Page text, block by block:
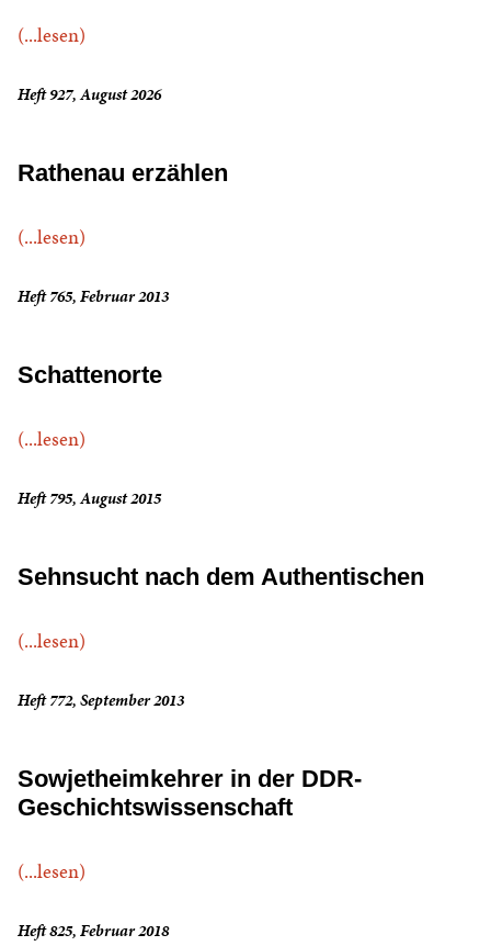
(...lesen)
Heft 927, August 2026
Rathenau erzählen
(...lesen)
Heft 765, Februar 2013
Schattenorte
(...lesen)
Heft 795, August 2015
Sehnsucht nach dem Authentischen
(...lesen)
Heft 772, September 2013
Sowjetheimkehrer in der DDR-
Geschichtswissenschaft
(...lesen)
Heft 825, Februar 2018